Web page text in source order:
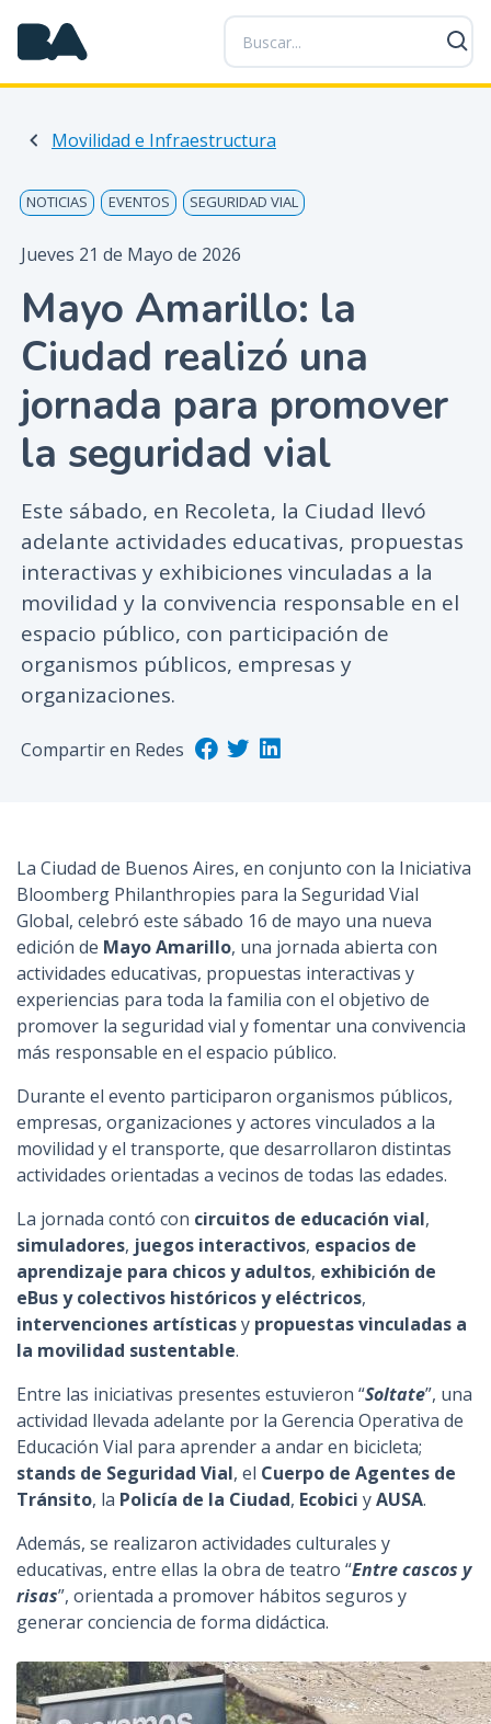
P
a
s
a
a
c
e
n
i
o
p
r
n
c
i
l
Movilidad e Infraestructura
NOTICIAS EVENTOS SEGURIDAD VIAL
Jueves 21 de Mayo de 2026
Mayo Amarillo: la
Ciudad realizó una
jornada para promover
la seguridad vial
Este sábado, en Recoleta, la Ciudad llevó
adelante actividades educativas, propuestas
interactivas y exhibiciones vinculadas a la
movilidad y la convivencia responsable en el
espacio público, con participación de
organismos públicos, empresas y
organizaciones.
Compartir en Redes
La Ciudad de Buenos Aires, en conjunto con la Iniciativa
Bloomberg Philanthropies para la Seguridad Vial
Global, celebró este sábado 16 de mayo una nueva
edición de Mayo Amarillo, una jornada abierta con
actividades educativas, propuestas interactivas y
experiencias para toda la familia con el objetivo de
promover la seguridad vial y fomentar una convivencia
más responsable en el espacio público.
Durante el evento participaron organismos públicos,
empresas, organizaciones y actores vinculados a la
movilidad y el transporte, que desarrollaron distintas
actividades orientadas a vecinos de todas las edades.
La jornada contó con circuitos de educación vial,
simuladores, juegos interactivos, espacios de
aprendizaje para chicos y adultos, exhibición de
eBus y colectivos históricos y eléctricos,
intervenciones artísticasy propuestas vinculadas a
la movilidad sustentable.
Entre las iniciativas presentes estuvieron “Soltate”, una
actividad llevada adelante por la Gerencia Operativa de
Educación Vial para aprender a andar en bicicleta;
stands de Seguridad Vial, el Cuerpo de Agentes de
Tránsito, la Policía de la Ciudad, Ecobici yAUSA.
Además, se realizaron actividades culturales y
educativas, entre ellas la obra de teatro “Entre cascos y
risas”, orientada a promover hábitos seguros y
generar conciencia de forma didáctica.